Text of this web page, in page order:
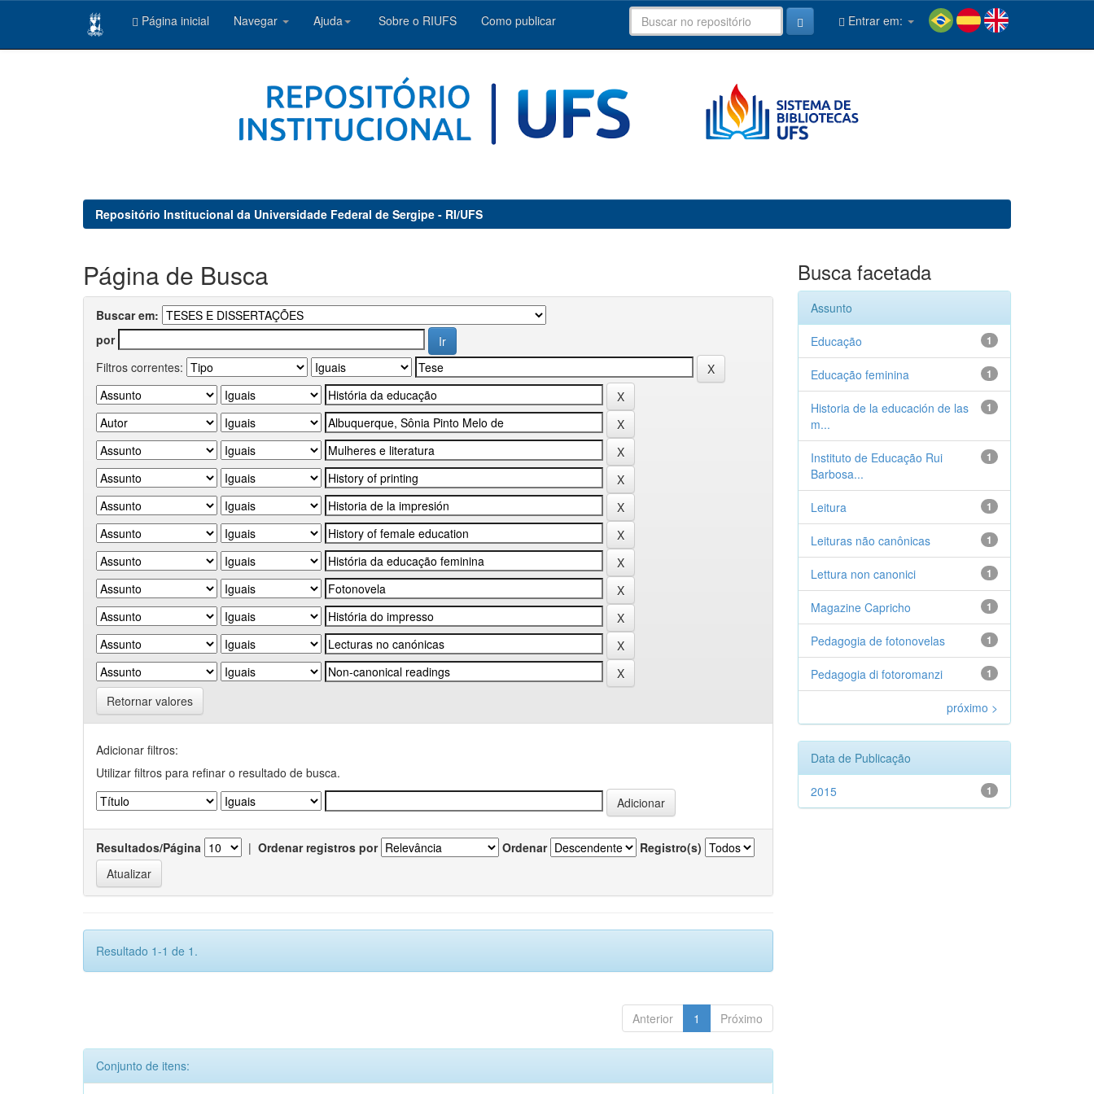
Página inicial Navegar Ajuda Sobre o RIUFS Como publicar Entrar em:
Repositório Institucional da Universidade Federal de Sergipe - RI/UFS
Página de Busca
Buscar em:
por
Filtros correntes:
Retornar valores
Adicionar filtros:
Utilizar filtros para refinar o resultado de busca.
Resultados/Página | Ordenar registros por Ordenar Registro(s)
Resultado 1-1 de 1.
Anterior 1 Próximo
Conjunto de itens:
Busca facetada
Assunto
1
Educação
1
Educação feminina
1
Historia de la educación de las
m...
1
Instituto de Educação Rui
Barbosa...
1
Leitura
1
Leituras não canônicas
1
Lettura non canonici
1
Magazine Capricho
1
Pedagogia de fotonovelas
1
Pedagogia di fotoromanzi
próximo >
Data de Publicação
1
2015